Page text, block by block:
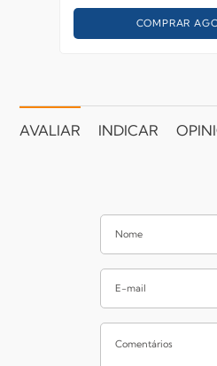
COMPRAR
AVALIAR INDICAR